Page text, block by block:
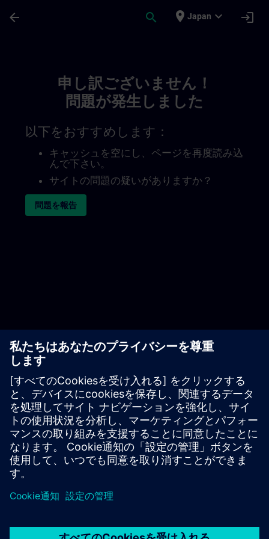
arrow_back search place Japan expand_more login
申し訳ございません！
問題が発生しました
以下をおすすめします：
キャッシュを空にし、ページを再度読み込
んで下さい。
サイトの問題の疑いがありますか？
問題を報告